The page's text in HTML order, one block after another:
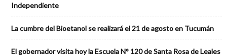
Independiente
La cumbre del Bioetanol se realizará el 21 de agosto en Tucumán
El gobernador visita hoy la Escuela N° 120 de Santa Rosa de Leales